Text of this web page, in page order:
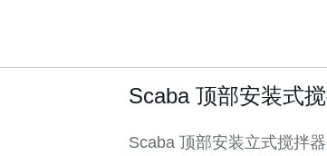
Scaba 顶部安装式
Scaba 顶部安装立式搅拌